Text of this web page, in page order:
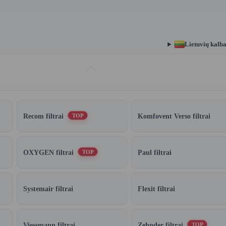
Lietuvių kalba
Recom filtrai TOP Komfovent Verso filtrai
OXYGEN filtrai TOP Paul filtrai
Systemair filtrai Flexit filtrai
TOP